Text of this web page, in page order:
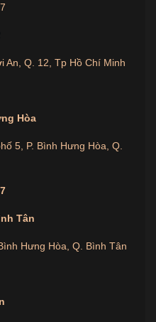
Cao
két sắt uy tín, cam
tra kỹ lưỡng trước khi
đảm bảo độ bền và an
Tận Tâm
cho sản phẩm, hỗ trợ
kiện trong thời gian
thắc mắc.
An, Q. 12, Tp Hồ Chí Minh
Hòa
5, P. Bình Hưng Hòa, Q.
Tân
Hưng Hòa, Q. Bình Tân